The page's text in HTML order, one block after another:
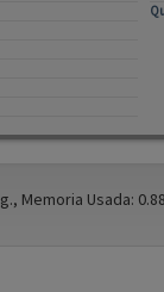
Memoria Usada: